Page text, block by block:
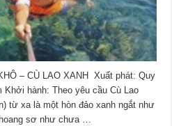
– CÙ LAO XANH Xuất phát: Quy
hành: Theo yêu cầu Cù Lao
từ xa là một hòn đảo xanh ngắt như
sơ như chưa …